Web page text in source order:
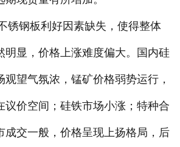
联系我们
锈钢板利好因素缺失，使得整体
明显，价格上涨难度偏大。国内硅
观望气氛浓，锰矿价格弱势运行，
议价空间；硅铁市场小涨；特种合
成交一般，价格呈现上扬格局，后